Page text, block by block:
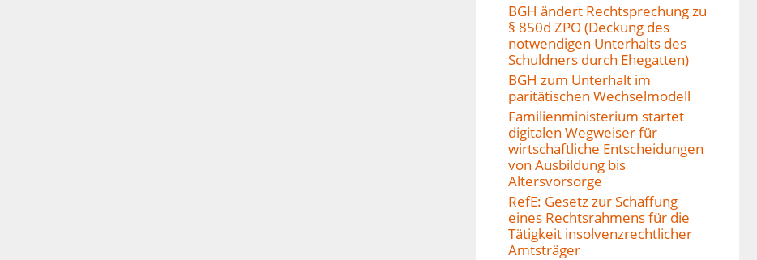
BGH ändert Rechtsprechung zu
§ 850d ZPO (Deckung des
notwendigen Unterhalts des
Schuldners durch Ehegatten)
BGH zum Unterhalt im
paritätischen Wechselmodell
Familienministerium startet
digitalen Wegweiser für
wirtschaftliche Entscheidungen
von Ausbildung bis
Altersvorsorge
RefE: Gesetz zur Schaffung
eines Rechtsrahmens für die
Tätigkeit insolvenzrechtlicher
Amtsträger